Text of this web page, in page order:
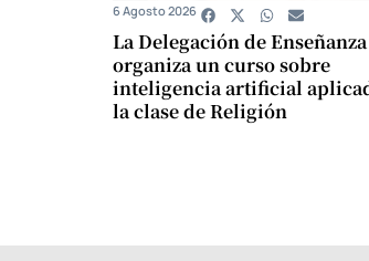
La Delegación de Enseñanza
organiza un curso sobre
inteligencia artificial
la clase de Religión
6 Agosto 2026